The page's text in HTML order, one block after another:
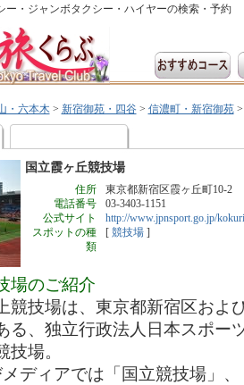
ー・ジャンボタクシー・ハイヤーの検索・予約
・六本木> 新宿御苑・四谷> 信濃町・新宿御苑
国立霞ヶ丘競技場
住所
東京都新宿区霞ヶ丘町10-2
電話番号
03-3403-1151
公式サイト
http://www.jpnsport.go.jp/
スポットの種
類
[ 競技場]
場のご紹介
競技場は、東京都新宿区およ
る、独立行政法人日本スポー
場。
ディアでは「国立競技場」